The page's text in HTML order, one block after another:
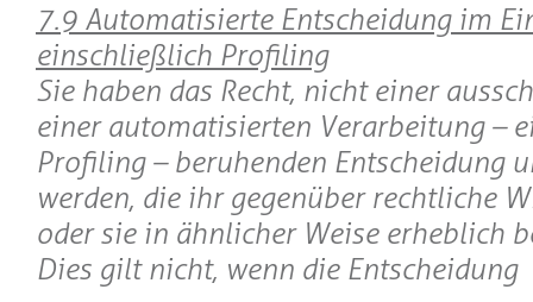
7.9 Automatisierte Entscheidung im
einschließlich Profiling
Sie haben das Recht, nicht einer
einer automatisierten Verarbeitung –
Profiling – beruhenden Entscheidung
werden, die ihr gegenüber rechtliche
oder sie in ähnlicher Weise erheblich
Dies gilt nicht, wenn die Entscheidung